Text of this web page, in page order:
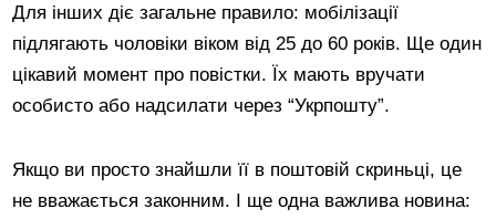
Для інших діє загальне правило: мобілізації
підлягають чоловіки віком від 25 до 60 років. Ще один
цікавий момент про повістки. Їх мають вручати
особисто або надсилати через “Укрпошту”.
Якщо ви просто знайшли її в поштовій скриньці, це
не вважається законним. І ще одна важлива новина: